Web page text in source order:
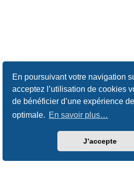
En poursuivant votre navigation
acceptez l’utilisation de cookies
de bénéficier d’une expérience
optimale. En savoir plus…
J’accepte